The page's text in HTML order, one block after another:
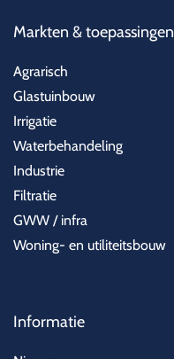
Markten & toepassingen
Agrarisch
Glastuinbouw
Irrigatie
Waterbehandeling
Industrie
Filtratie
GWW / infra
Woning- en utiliteitsbouw
Informatie